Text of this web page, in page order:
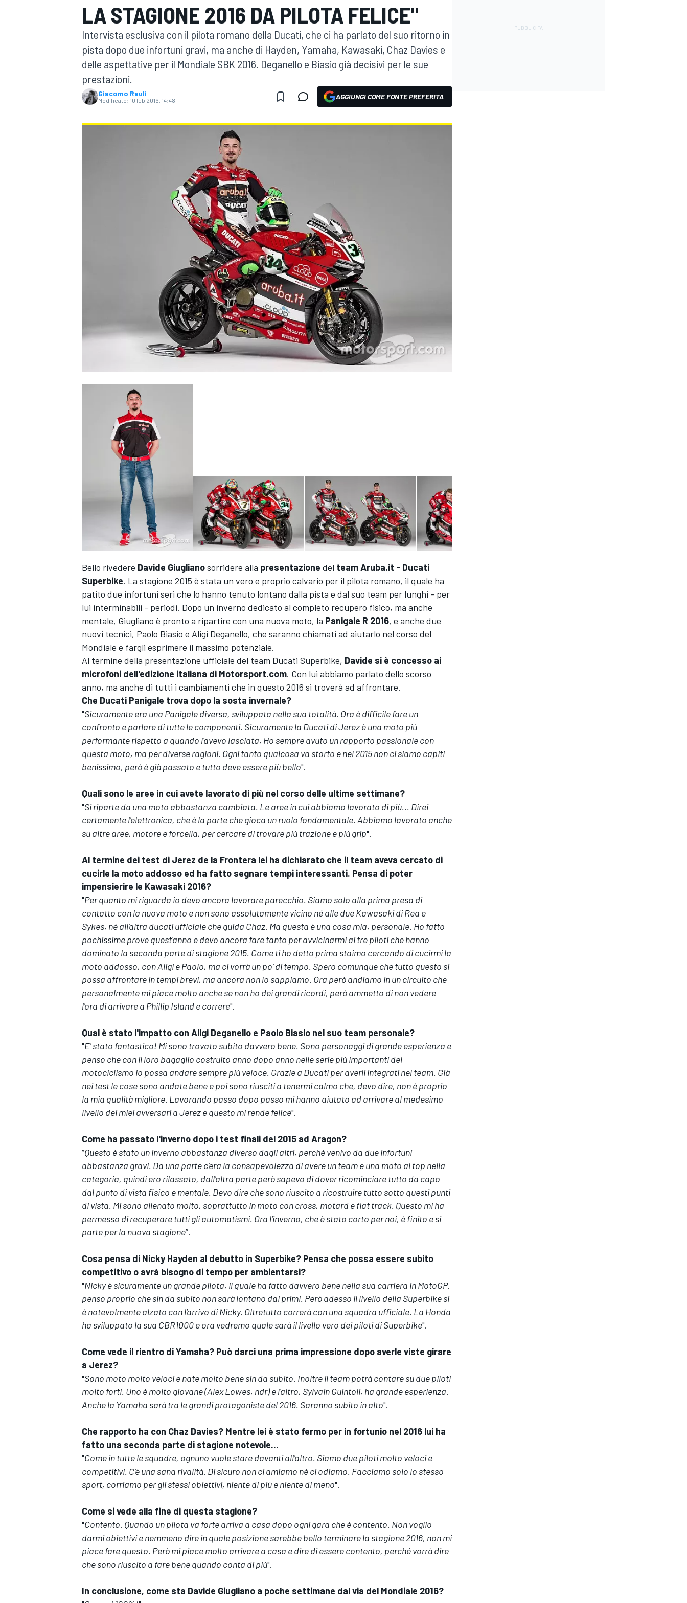
MOTOGP WEC
WRC
MONOPOSTO
ENDURANCE/GT
MONOMARCA
LA STAGIONE 2016 DA PILOTA FELICE"
Intervista esclusiva con il pilota romano della Ducati, che ci ha parlato del suo ritorno in
pista dopo due infortuni gravi, ma anche di Hayden, Yamaha, Kawasaki, Chaz Davies e
delle aspettative per il Mondiale SBK 2016. Deganello e Biasio già decisivi per le sue
prestazioni.
Giacomo Rauli
Modificato: 10 feb 2016, 14:48 AGGIUNGI COME FONTE PREFERITA
Bello rivedere Davide Giuglianosorridere alla presentazione del team Aruba.it - Ducati
Superbike. La stagione 2015 è stata un vero e proprio calvario per il pilota romano, il quale ha
patito due infortuni seri che lo hanno tenuto lontano dalla pista e dal suo team per lunghi - per
lui interminabili - periodi. Dopo un inverno dedicato al completo recupero fisico, ma anche
mentale, Giugliano è pronto a ripartire con una nuova moto, la Panigale R 2016, e anche due
nuovi tecnici, Paolo Biasio e Aligi Deganello, che saranno chiamati ad aiutarlo nel corso del
Mondiale e fargli esprimere il massimo potenziale.
Al termine della presentazione ufficiale del team Ducati Superbike, Davide si è concesso ai
microfoni dell'edizione italiana di Motorsport.com. Con lui abbiamo parlato dello scorso
anno, ma anche di tutti i cambiamenti che in questo 2016 si troverà ad affrontare.
Che Ducati Panigale trova dopo la sosta invernale?
"Sicuramente era una Panigale diversa, sviluppata nella sua totalità. Ora è difficile fare un
confronto e parlare di tutte le componenti. Sicuramente la Ducati di Jerez è una moto più
performante rispetto a quando l'avevo lasciata, Ho sempre avuto un rapporto passionale con
questa moto, ma per diverse ragioni. Ogni tanto qualcosa va storto e nel 2015 non ci siamo capiti
benissimo, però è già passato e tutto deve essere più bello".
Quali sono le aree in cui avete lavorato di più nel corso delle ultime settimane?
"Si riparte da una moto abbastanza cambiata. Le aree in cui abbiamo lavorato di più... Direi
certamente l'elettronica, che è la parte che gioca un ruolo fondamentale. Abbiamo lavorato anche
su altre aree, motore e forcella, per cercare di trovare più trazione e più grip".
Al termine dei test di Jerez de la Frontera lei ha dichiarato che il team aveva cercato di
cucirle la moto addosso ed ha fatto segnare tempi interessanti. Pensa di poter
impensierire le Kawasaki 2016?
"Per quanto mi riguarda io devo ancora lavorare parecchio. Siamo solo alla prima presa di
contatto con la nuova moto e non sono assolutamente vicino né alle due Kawasaki di Rea e
Sykes, né all'altra ducati ufficiale che guida Chaz. Ma questa è una cosa mia, personale. Ho fatto
pochissime prove quest'anno e devo ancora fare tanto per avvicinarmi ai tre piloti che hanno
dominato la seconda parte di stagione 2015. Come ti ho detto prima staimo cercando di cucirmi la
moto addosso, con Aligi e Paolo, ma ci vorrà un po' di tempo. Spero comunque che tutto questo si
possa affrontare in tempi brevi, ma ancora non lo sappiamo. Ora però andiamo in un circuito che
personalmente mi piace molto anche se non ho dei grandi ricordi, però ammetto di non vedere
l'ora di arrivare a Phillip Island e correre".
Qual è stato l'impatto con Aligi Deganello e Paolo Biasio nel suo team personale?
"E' stato fantastico! Mi sono trovato subito davvero bene. Sono personaggi di grande esperienza e
penso che con il loro bagaglio costruito anno dopo anno nelle serie più importanti del
motociclismo io possa andare sempre più veloce. Grazie a Ducati per averli integrati nel team. Già
nei test le cose sono andate bene e poi sono riusciti a tenermi calmo che, devo dire, non è proprio
la mia qualità migliore. Lavorando passo dopo passo mi hanno aiutato ad arrivare al medesimo
livello dei miei avversari a Jerez e questo mi rende felice".
Come ha passato l'inverno dopo i test finali del 2015 ad Aragon?
“Questo è stato un inverno abbastanza diverso dagli altri, perché venivo da due infortuni
abbastanza gravi. Da una parte c'era la consapevolezza di avere un team e una moto al top nella
categoria, quindi ero rilassato, dall'altra parte però sapevo di dover ricominciare tutto da capo
dal punto di vista fisico e mentale. Devo dire che sono riuscito a ricostruire tutto sotto questi punti
di vista. Mi sono allenato molto, soprattutto in moto con cross, motard e flat track. Questo mi ha
permesso di recuperare tutti gli automatismi. Ora l'inverno, che è stato corto per noi, è finito e si
parte per la nuova stagione”.
Cosa pensa di Nicky Hayden al debutto in Superbike? Pensa che possa essere subito
competitivo o avrà bisogno di tempo per ambientarsi?
"Nicky è sicuramente un grande pilota, il quale ha fatto davvero bene nella sua carriera in MotoGP.
penso proprio che sin da subito non sarà lontano dai primi. Però adesso il livello della Superbike si
è notevolmente alzato con l'arrivo di Nicky. Oltretutto correrà con una squadra ufficiale. La Honda
ha sviluppato la sua CBR1000 e ora vedremo quale sarà il livello vero dei piloti di Superbike".
Come vede il rientro di Yamaha? Può darci una prima impressione dopo averle viste girare
a Jerez?
"Sono moto molto veloci e nate molto bene sin da subito. Inoltre il team potrà contare su due piloti
molto forti. Uno è molto giovane (Alex Lowes, ndr) e l'altro, Sylvain Guintoli, ha grande esperienza.
Anche la Yamaha sarà tra le grandi protagoniste del 2016. Saranno subito in alto".
Che rapporto ha con Chaz Davies? Mentre lei è stato fermo per in fortunio nel 2016 lui ha
fatto una seconda parte di stagione notevole...
"Come in tutte le squadre, ognuno vuole stare davanti all'altro. Siamo due piloti molto veloci e
competitivi. C'è una sana rivalità. Di sicuro non ci amiamo né ci odiamo. Facciamo solo lo stesso
sport, corriamo per gli stessi obiettivi, niente di più e niente di meno".
Come si vede alla fine di questa stagione?
"Contento. Quando un pilota va forte arriva a casa dopo ogni gara che è contento. Non voglio
darmi obiettivi e nemmeno dire in quale posizione sarebbe bello terminare la stagione 2016, non mi
piace fare questo. Però mi piace molto arrivare a casa e dire di essere contento, perché vorrà dire
che sono riuscito a fare bene quando conta di più".
In conclusione, come sta Davide Giugliano a poche settimane dal via del Mondiale 2016?